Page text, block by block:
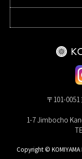
〒101-
1-7 Jimbocho
Copyright © KOMIYAMA